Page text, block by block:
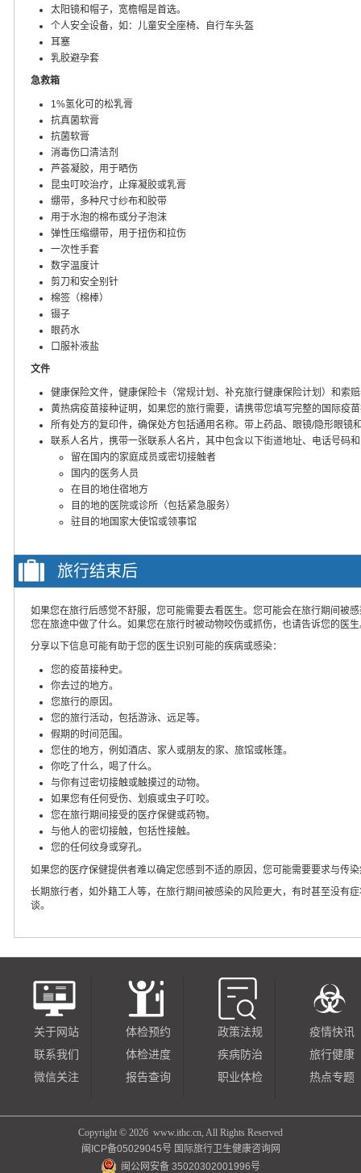
太阳镜和帽子，宽檐帽是首选。
个人安全设备，如：儿童安全座椅、自行车头盔
耳塞
乳胶避孕套
急救箱
1%氢化可的松乳膏
抗真菌软膏
抗菌软膏
消毒伤口清洁剂
芦荟凝胶，用于晒伤
昆虫叮咬治疗，止痒凝胶或乳膏
绷带，多种尺寸纱布和胶带
用于水泡的棉布或分子泡沫
弹性压缩绷带，用于扭伤和拉伤
一次性手套
数字温度计
剪刀和安全别针
棉签（棉棒）
镊子
眼药水
口服补液盐
文件
健康保险文件，健康保险卡（常规计划、补充旅行健康保险计划）和索
黄热病疫苗接种证明，如果您的旅行需要，请携带您填写完整的国际疫
所有处方的复印件，确保处方包括通用名称。带上药品、眼镜/隐形眼镜
联系人名片，携带一张联系人名片，其中包含以下街道地址、电话号码
留在国内的家庭成员或密切接触者
国内的医务人员
在目的地住宿地方
目的地的医院或诊所（包括紧急服务）
驻目的地国家大使馆或领事馆
旅行结束后
如果您在旅行后感觉不舒服，您可能需要去看医生。您可能会在旅行期间被
您在旅途中做了什么。如果您在旅行时被动物咬伤或抓伤，也请告诉您的医
分享以下信息可能有助于您的医生识别可能的疾病或感染：
您的疫苗接种史。
你去过的地方。
您旅行的原因。
您的旅行活动，包括游泳、远足等。
假期的时间范围。
您住的地方，例如酒店、家人或朋友的家、旅馆或帐篷。
你吃了什么，喝了什么。
与你有过密切接触或触摸过的动物。
如果您有任何受伤、划痕或虫子叮咬。
您在旅行期间接受的医疗保健或药物。
与他人的密切接触，包括性接触。
您的任何纹身或穿孔。
如果您的医疗保健提供者难以确定您感到不适的原因，您可能需要要求与传
长期旅行者，如外籍工人等，在旅行期间被感染的风险更大，有时甚至没有
谈。
关于网站
联系我们
微信关注
体检预约
体检进度
报告查询
政策法规
疾病防治
职业体检
疫情快讯
旅行健康
热点专题
Copyright © 2026 www.ithc.cn, All Rights Reserved
闽ICP备05029045号 国际旅行卫生健康咨询网
闽公网安备 35020302001996号